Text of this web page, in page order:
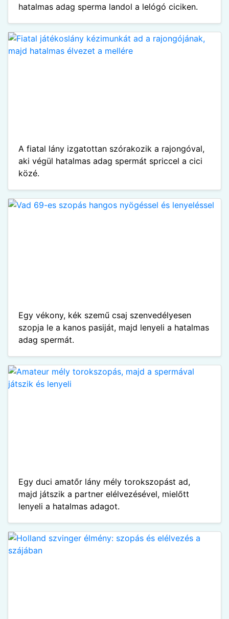
hatalmas adag sperma landol a lelógó ciciken.
A fiatal lány izgatottan szórakozik a rajongóval,
aki végül hatalmas adag spermát spriccel a cici
közé.
Egy vékony, kék szemű csaj szenvedélyesen
szopja le a kanos pasiját, majd lenyeli a hatalmas
adag spermát.
Egy duci amatőr lány mély torokszopást ad,
majd játszik a partner elélvezésével, mielőtt
lenyeli a hatalmas adagot.